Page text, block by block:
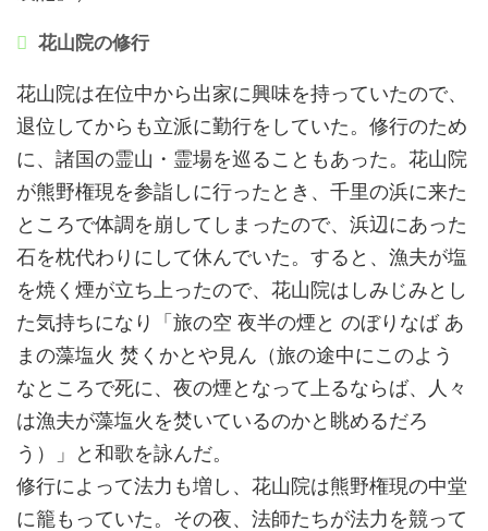
花山院の修行
花山院は在位中から出家に興味を持っていたので、
退位してからも立派に勤行をしていた。修行のため
に、諸国の霊山・霊場を巡ることもあった。花山院
が熊野権現を参詣しに行ったとき、千里の浜に来た
ところで体調を崩してしまったので、浜辺にあった
石を枕代わりにして休んでいた。すると、漁夫が塩
を焼く煙が立ち上ったので、花山院はしみじみとし
た気持ちになり「旅の空 夜半の煙と のぼりなば あ
まの藻塩火 焚くかとや見ん（旅の途中にこのよう
なところで死に、夜の煙となって上るならば、人々
は漁夫が藻塩火を焚いているのかと眺めるだろ
う）」と和歌を詠んだ。
修行によって法力も増し、花山院は熊野権現の中堂
に籠もっていた。その夜、法師たちが法力を競って